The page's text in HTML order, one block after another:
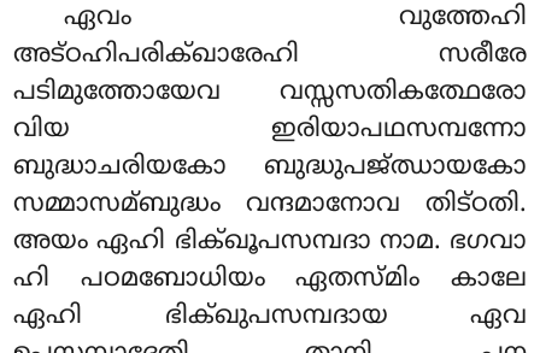
ഏവം വുത്തേഹി
അട്ഠഹിപരിക്ഖാരേഹി സരീരേ
പടിമുത്തോയേവ വസ്സസതികത്ഥേരോ
വിയ ഇരിയാപഥസമ്പന്നോ
ബുദ്ധാചരിയകോ ബുദ്ധുപജ്ഝായകോ
സമ്മാസമ്ബുദ്ധം വന്ദമാനോവ തിട്ഠതി.
അയം ഏഹി ഭിക്ഖൂപസമ്പദാ നാമ. ഭഗവാ
ഹി പഠമബോധിയം ഏതസ്മിം കാലേ
ഏഹി ഭിക്ഖുപസമ്പദായ ഏവ